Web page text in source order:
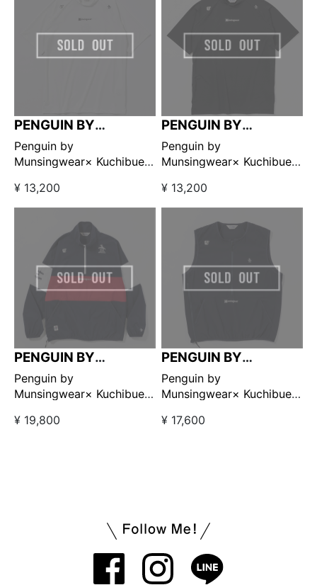
PENGUIN BY
MUNSINGWEAR
Penguin by
Munsingwear× Kuchibue
ック ホワイト【GO/LOOK!
限定販売】
¥ 13,200
PENGUIN BY
MUNSINGWEAR
Penguin by
Munsingwear× Kuchibue
ック ブラック【GO/LOOK!
限定販売】
¥ 13,200
PENGUIN BY
MUNSINGWEAR
Penguin by
Munsingwear× Kuchibue
ップブルゾン ネイビー×レ
¥ 19,800
PENGUIN BY
MUNSINGWEAR
Penguin by
Munsingwear× Kuchibue
リティプルオーバーベスト
¥ 17,600